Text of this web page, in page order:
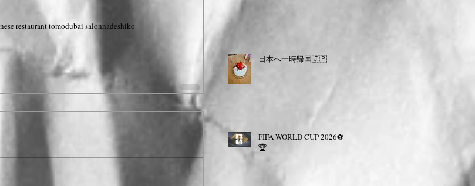
restaurant tomodubai salonnadeshiko
日本へ一時帰国🇯🇵
FIFA WORLD CUP 2026⚽️
🏆